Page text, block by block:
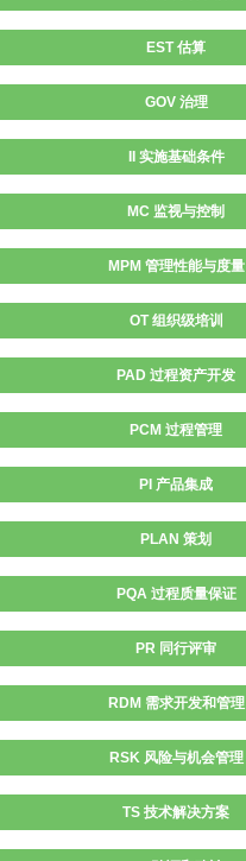
EST 估算
GOV 治理
II 实施基础条件
MC 监视与控制
MPM 管理性能与度量
OT 组织级培训
PAD 过程资产开发
PCM 过程管理
PI 产品集成
PLAN 策划
PQA 过程质量保证
PR 同行评审
RDM 需求开发和管理
RSK 风险与机会管理
TS 技术解决方案